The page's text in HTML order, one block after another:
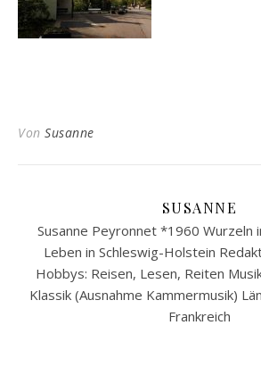
Von Susanne
SUSANNE
Susanne Peyronnet *1960 Wurzeln
Leben in Schleswig-Holstein
Hobbys: Reisen, Lesen, Reiten
Klassik (Ausnahme Kammermusik)
Frankreich